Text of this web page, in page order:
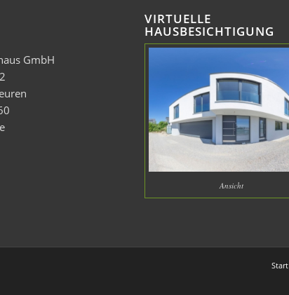
GmbH
VIRTUELLE
HAUSBESICHTIGUNG
Ansicht
Start